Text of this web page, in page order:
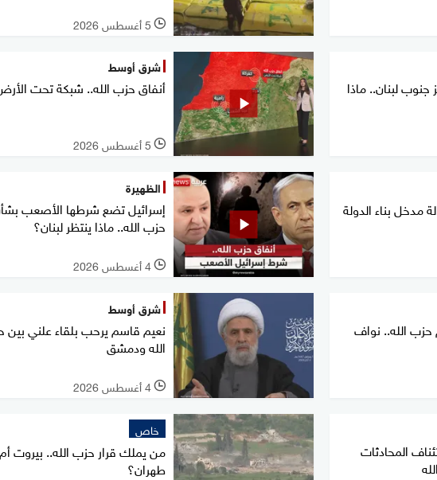
l 5 أغسطس 2026
جنوب لبنان.. ماذا
شرق أوسط
أنفاق حزب الله.. شبكة تحت
l 5 أغسطس 2026
مدخل بناء الدولة
الظهيرة
إسرائيل تضع شرطها الأصعب
حزب الله.. ماذا ينتظر لبنان؟
l 4 أغسطس 2026
الله.. نواف
شرق أوسط
نعيم قاسم يرحب بلقاء علني
الله ودمشق
l 4 أغسطس 2026
المحادثات
خاص
من يملك قرار حزب الله.. بيروت أم
طهران؟